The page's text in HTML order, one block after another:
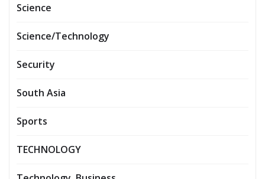
Science
Science/Technology
Security
South Asia
Sports
TECHNOLOGY